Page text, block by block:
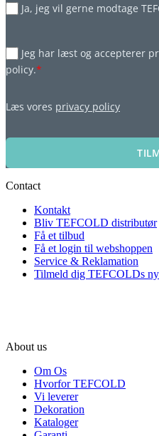
Ja, jeg vil gerne modtage
Jeg har læst og accepterer
policy.*
Læs vores privacy policy
Contact
Kontakt
Bliv TEFCOLD distributør
Få et tilbud
Få et login til webshoppen
Service & Reklamation
Tilmeld dig TEFCOLDs
About us
Om Os
Hvorfor TEFCOLD
Vi leverer
Dekoration
Kataloger